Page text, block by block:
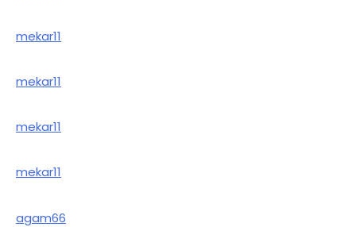
mekar11
mekar11
mekar11
mekar11
agam66